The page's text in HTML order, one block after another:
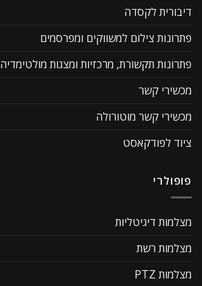
דיבורית לקסדה
פתרונות צילום למשווקים ומפרסמים
פתרונות תקשורת, מרכזיות ומצגות מולטימדיה
מכשירי קשר
מכשירי קשר מוטורולה
ציוד לפודקאסט
פופולרי
מצלמות דיגיטליות
מצלמות רשת
מצלמות PTZ